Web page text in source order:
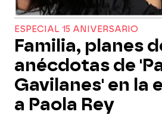
ESPECIAL 15 ANIVERSARIO
Familia, planes
anécdotas de
Gavilanes' en la
a Paola Rey